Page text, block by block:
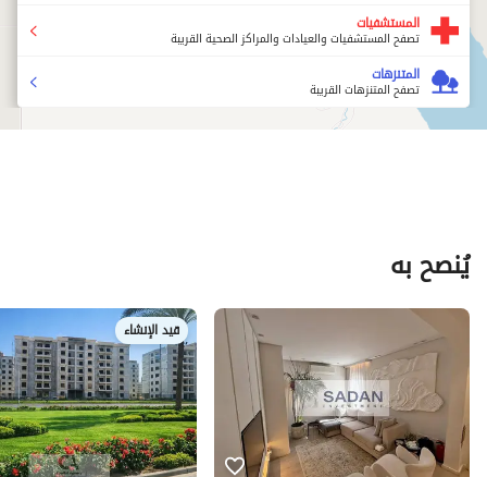
المستشفيات
تصفح المستشفيات والعيادات والمراكز الصحية القريبة
المتنزهات
تصفح المتنزهات القريبة
يُنصح به
قيد الإنشاء